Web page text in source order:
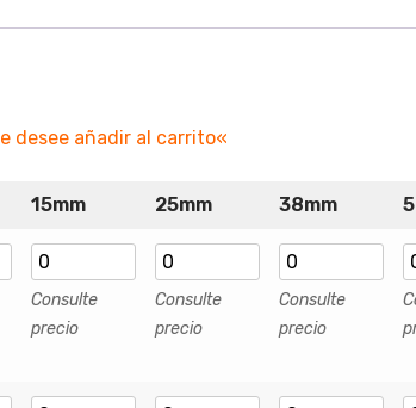
desee añadir al carrito«
15mm 25mm 38mm
Consulte
precio
Consulte
precio
Consulte
precio